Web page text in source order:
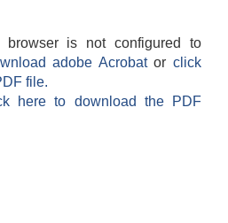
browser is not configured to
adobe Acrobatorclick
file.
here to download the PDF